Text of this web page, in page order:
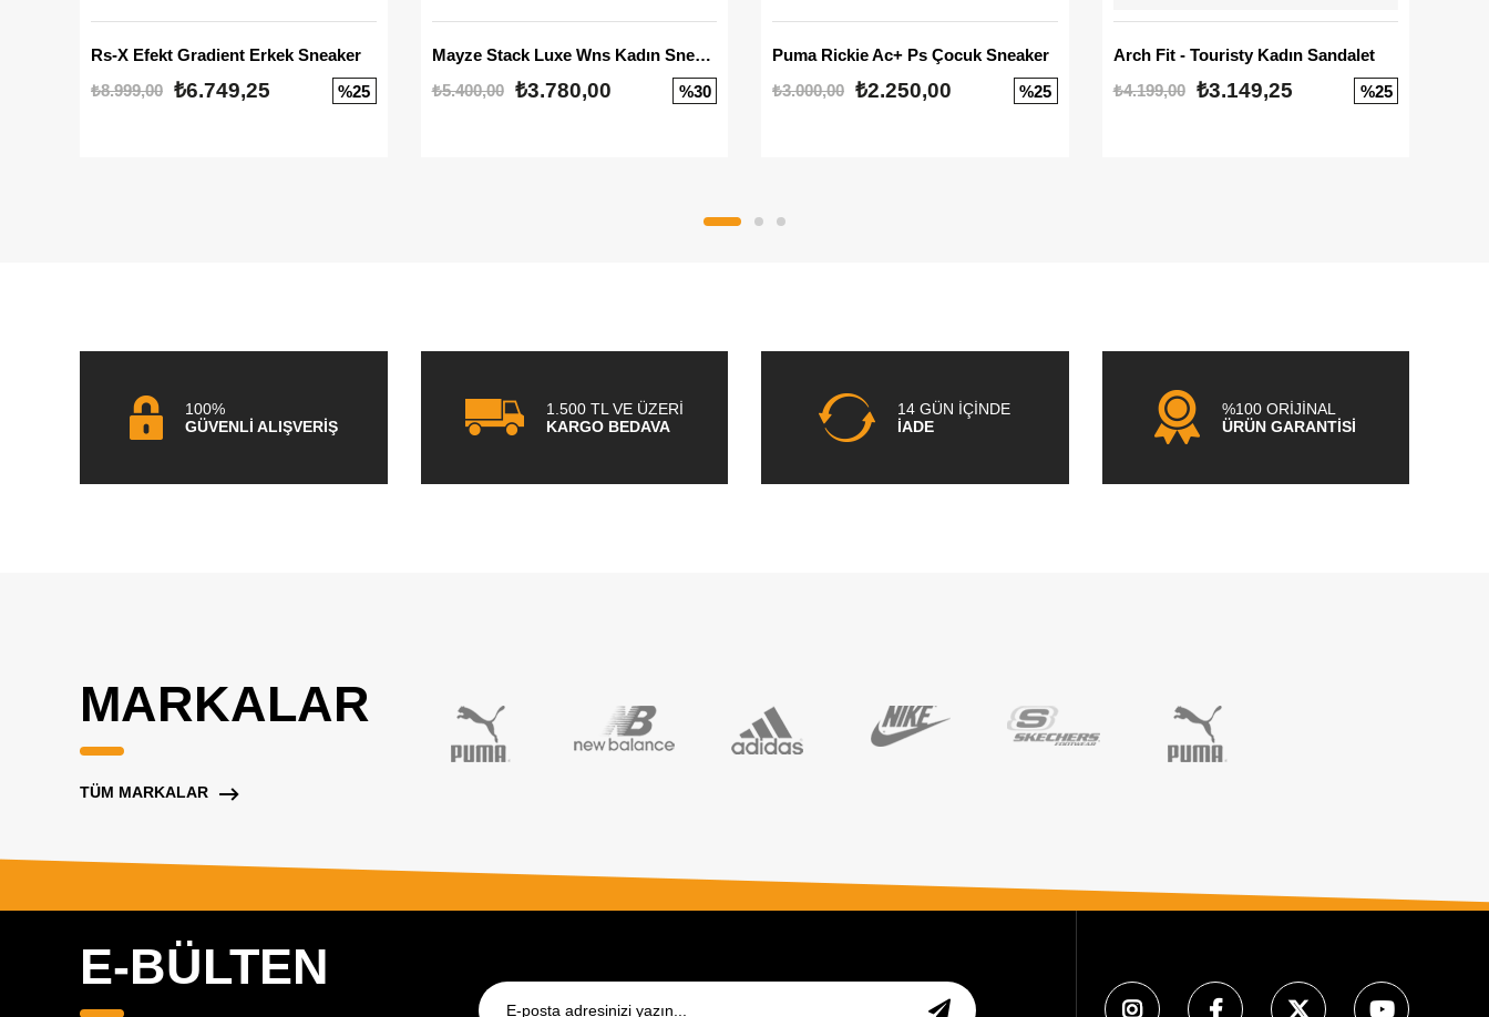
Rs-X Efekt Gradient Erkek Sneaker
₺8.999,00 ₺6.749,25 %25
Mayze Stack Luxe Wns Kadın Sneaker
₺5.400,00
₺3.780,00 %30
Puma Rickie Ac+ Ps Çocuk Sneaker
₺3.000,00 ₺2.250,00 %25
Arch Fit - Touristy Kadın Sandalet
₺4.199,00
₺3.149,25 %25
100%
GÜVENLİ ALIŞVERİŞ
1.500 TL VE ÜZERİ
KARGO BEDAVA
14 GÜN İÇİNDE
İADE
%100 ORİJİNAL
ÜRÜN GARANTİSİ
MARKALAR
TÜM MARKALAR
E-BÜLTEN